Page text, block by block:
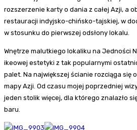
rozszerzenie karty o dania z całej Azji, a
restauracji indyjsko-chińsko-tajskiej, w
w stosunku do pierwszej odsłony lokalu.
Wnętrze malutkiego lokaliku na Jedności
ikeowej estetyki z tak popularnymi
palet. Na największej ścianie rozciąga się
mapy Azji. Od czasu mojej poprzedniej
jeden stolik więcej, dla którego znalazło
baru.